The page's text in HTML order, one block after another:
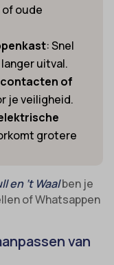
oude
: Snel
uitval.
of
je veiligheid.
grotere
en ’t Waalben je
of Whatsappen
van